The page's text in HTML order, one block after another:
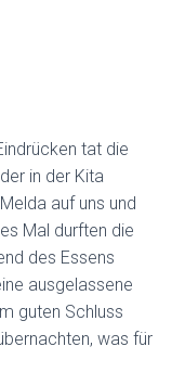
tat die
in der Kita
auf uns und
Mal durften die
des Essens
ausgelassene
guten Schluss
was für